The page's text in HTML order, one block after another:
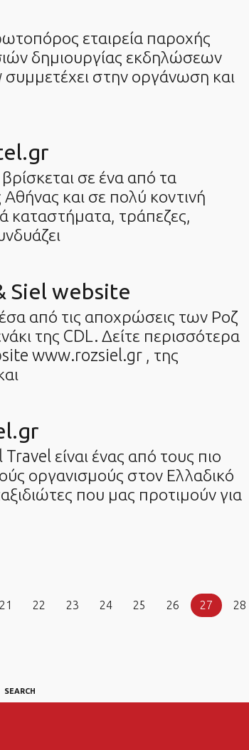
εταιρεία παροχής
δημιουργίας εκδηλώσεων
στην οργάνωση και
σε ένα από τα
και σε πολύ κοντινή
καταστήματα, τράπεζες,
Siel website
από τις αποχρώσεις των Ροζ
της CDL. Δείτε περισσότερα
www.rozsiel.gr , της
είναι ένας από τους πιο
οργανισμούς στον Ελλαδικό
που μας προτιμούν για
21 22 23 24 25 26 27 28
SEARCH